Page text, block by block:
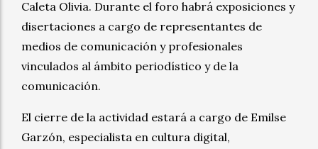
Caleta Olivia. Durante el foro habrá exposiciones y
disertaciones a cargo de representantes de
medios de comunicación y profesionales
vinculados al ámbito periodístico y de la
comunicación.
El cierre de la actividad estará a cargo de Emilse
Garzón, especialista en cultura digital,